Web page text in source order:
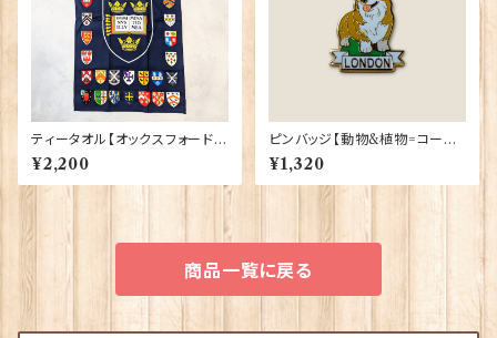
ティータオル【オックスフォード大
学紋章】Elgate Products 50
001-K
¥2,200
ピンバッジ【動物&植物=コーギ
ーロンドン】Tradition 90040
-T1335
¥1,320
商品一覧に戻る